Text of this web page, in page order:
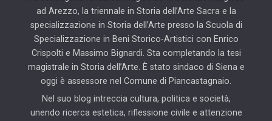
ad Arezzo, la triennale in Storia dell’Arte Sacra e la
specializzazione in Storia dell’Arte presso la Scuola di
Specializzazione in Beni Storico-Artistici con Enrico
Crispolti e Massimo Bignardi. Sta completando la tesi
magistrale in Storia dell’Arte. È stato sindaco di Siena e
oggi è assessore nel Comune di Piancastagnaio.
Nel suo blog intreccia cultura, politica e società,
unendo ricerca estetica, riflessione civile e attenzione